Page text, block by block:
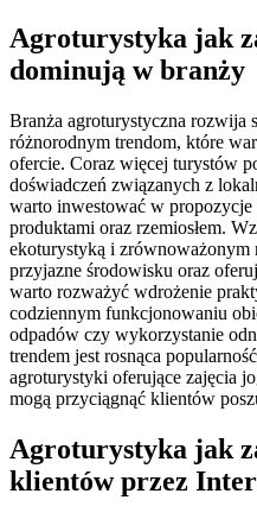
Agroturystyka jak
dominują w branży
Branża agroturystyczna rozwija
różnorodnym trendom, które
ofercie. Coraz więcej turystów
doświadczeń związanych z
warto inwestować w
produktami oraz rzemiosłem.
ekoturystyką i zrównoważonym
przyjazne środowisku oraz
warto rozważyć wdrożenie
codziennym funkcjonowaniu
odpadów czy wykorzystanie
trendem jest rosnąca
agroturystyki oferujące zajęcia
mogą przyciągnąć klientów
Agroturystyka jak
klientów przez